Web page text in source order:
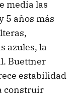
media las
5 años más
azules, la
Buettner
estabilidad
construir